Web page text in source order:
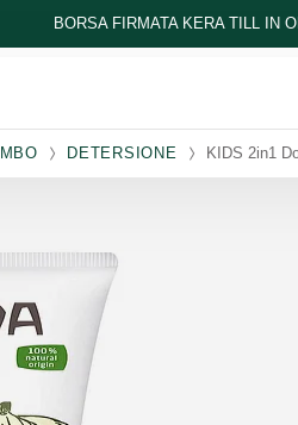
BORSA FIRMATA KERA TILL IN
DETERSIONE KIDS 2in1